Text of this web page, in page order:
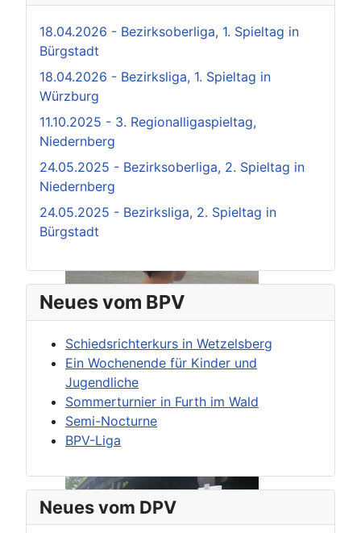
18.04.2026 - Bezirksoberliga, 1. Spieltag in
Bürgstadt
18.04.2026 - Bezirksliga, 1. Spieltag in
Würzburg
11.10.2025 - 3. Regionalligaspieltag,
Niedernberg
24.05.2025 - Bezirksoberliga, 2. Spieltag in
Niedernberg
24.05.2025 - Bezirksliga, 2. Spieltag in
Bürgstadt
Neues vom BPV
Schiedsrichterkurs in Wetzelsberg
Ein Wochenende für Kinder und
Jugendliche
Sommerturnier in Furth im Wald
Semi-Nocturne
BPV-Liga
Neues vom DPV